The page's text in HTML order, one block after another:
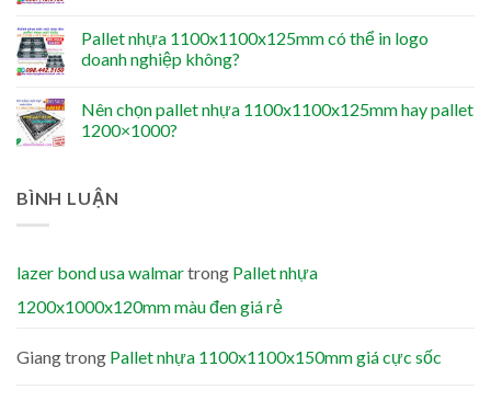
Pallet nhựa 1100x1100x125mm có thể in logo
doanh nghiệp không?
Nên chọn pallet nhựa 1100x1100x125mm hay pallet
1200×1000?
BÌNH LUẬN
lazer bond usa walmartrong Pallet nhựa
1200x1000x120mm màu đen giá rẻ
Giangtrong Pallet nhựa 1100x1100x150mm giá cực sốc